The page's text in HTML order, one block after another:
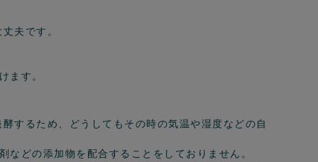
夫です。
ます。
するため、どうしてもその時の気温や湿度などの自
どの添加物を配合することをしておりません。